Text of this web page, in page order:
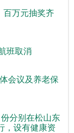
百万元抽奖齐
班取消
会议及养老保
分别在松山东
，设有健康资